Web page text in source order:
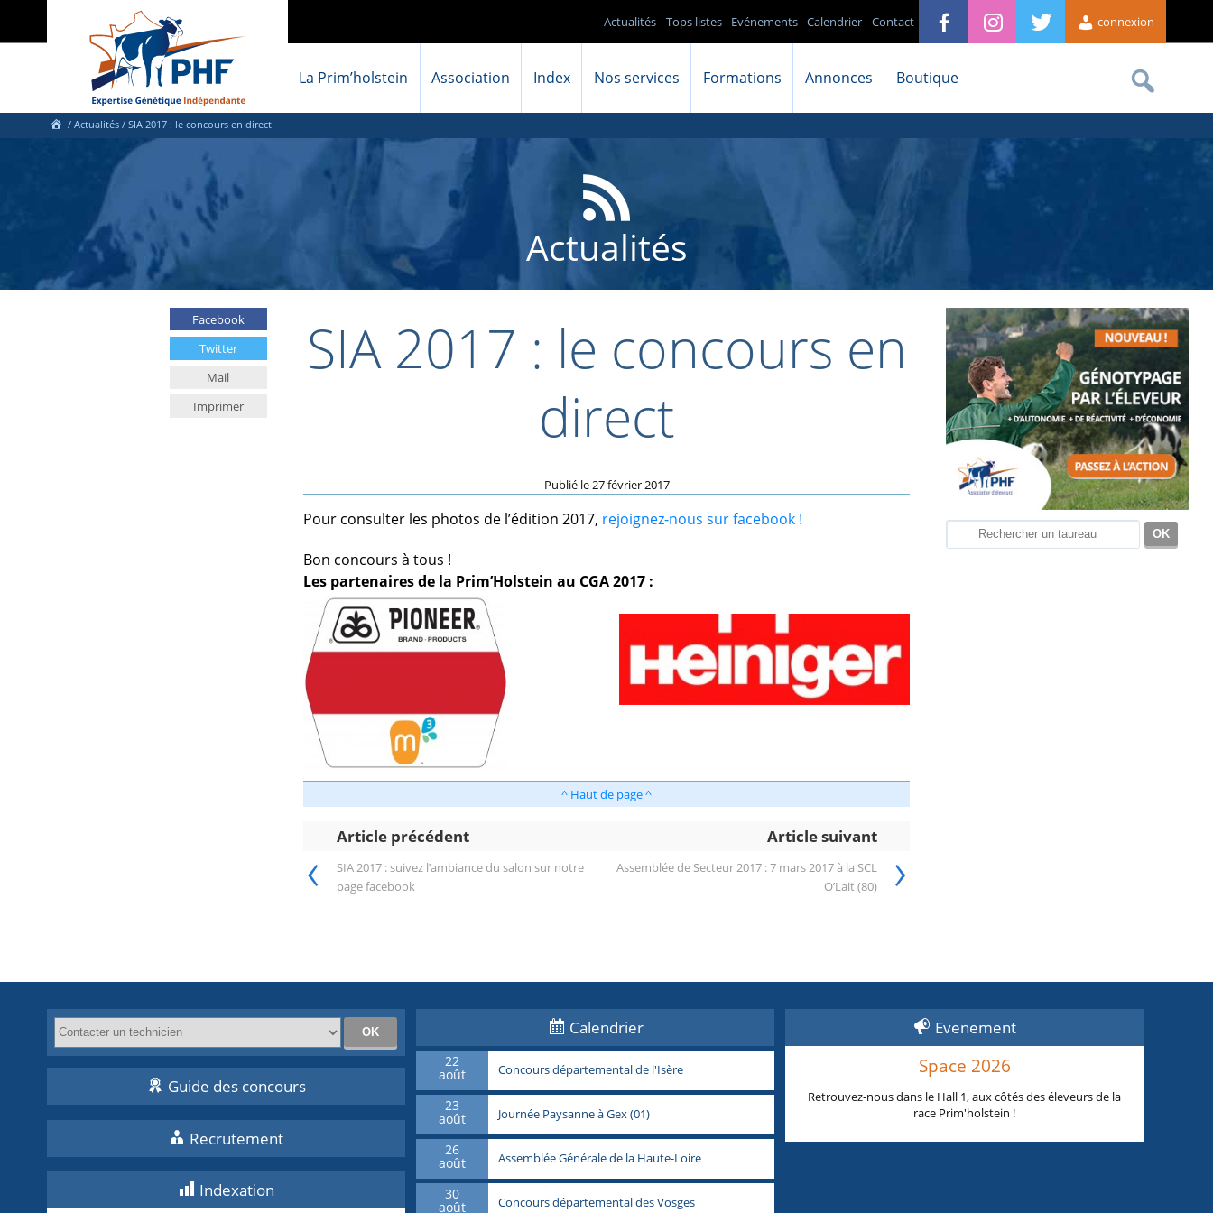
connexion
Contact
Calendrier
Evénements
Tops listes
Actualités
La Prim’holstein Association Index Nos services Formations Annonces Boutique
/ Actualités / SIA 2017 : le concours en direct
Actualités
Facebook
Twitter
Mail
Imprimer
SIA 2017 : le concours en
direct
Publié le27 février 2017
Pour consulter les photos de l’édition 2017, rejoignez-nous sur facebook !
Bon concours à tous !
Les partenaires de la Prim’Holstein au CGA 2017 :
^ Haut de page ^
Article précédent Article suivant
‹
SIA 2017 : suivez l’ambiance du salon sur notre
page facebook
Assemblée de Secteur 2017 : 7 mars 2017 à la SCL
O’Lait (80)
›
Guide des concours
Recrutement
Indexation
Calendrier
22
août Concours départemental de l'Isère
23
août Journée Paysanne à Gex (01)
26
août Assemblée Générale de la Haute-Loire
30
août Concours départemental des Vosges
Evenement
Space 2026
Retrouvez-nous dans le Hall 1, aux côtés des éleveurs de la
race Prim'holstein !